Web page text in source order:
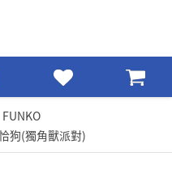
FUNKO
狗(獨角獸派對)